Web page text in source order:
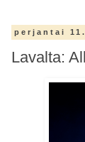
perjantai
Lavalta: